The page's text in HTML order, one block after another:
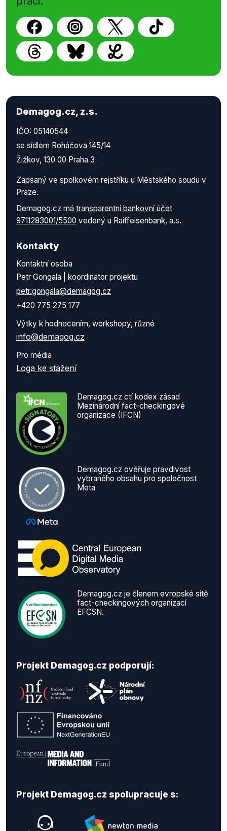
Demagog.cz, z.s.
IČO: 05140544
se sídlem Roháčova 145/14
Žižkov, 130 00 Praha 3
Zapsaný ve spolkovém rejstříku u Městského soudu v
Praze.
Demagog.cz má transparentní bankovní účet
9711283001/5500 vedený u Raiffeisenbank, a.s.
Kontakty
Kontaktní osoba
Petr Gongala | koordinátor projektu
petr.gongala@demagog.cz
+420 775 275 177
Výtky k hodnocením, workshopy, různé
info@demagog.cz
Pro média
Loga ke stažení
Demagog.cz ctí kodex zásad
Mezinárodní fact-checkingové
organizace (IFCN)
Demagog.cz ověřuje pravdivost
vybraného obsahu pro společnost
Meta
Demagog.cz je členem evropské sítě
fact-checkingových organizací
EFCSN.
Projekt Demagog.cz podporují:
Projekt Demagog.cz spolupracuje s: